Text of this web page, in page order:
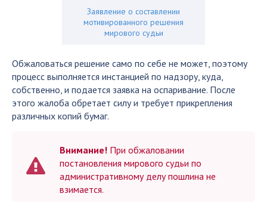
Заявление о составлении
мотивированного решения
мирового судьи
Обжаловаться решение само по себе не может, поэтому
процесс выполняется инстанцией по надзору, куда,
собственно, и подается заявка на оспаривание. После
этого жалоба обретает силу и требует прикрепления
различных копий бумаг.
Внимание! При обжаловании
постановления мирового судьи по
административному делу пошлина не
взимается.